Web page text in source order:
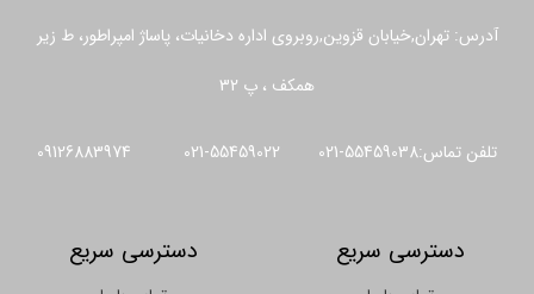
آدرس: تهران,خیابان قزوین,روبروی اداره دخانیات، پاساژ امپراطور، ط زیر
همکف ، پ 32
تلفن تماس:55459038-021 55459022-021 09126883974
دسترسی سریع دسترسی سریع